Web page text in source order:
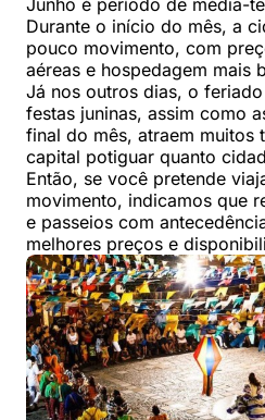
Durante o início do mês, a
pouco movimento, com
aéreas e hospedagem mais
Já nos outros dias, o
festas juninas, assim como
final do mês, atraem muitos
capital potiguar quanto
Então, se você pretende
movimento, indicamos que
e passeios com
melhores preços e